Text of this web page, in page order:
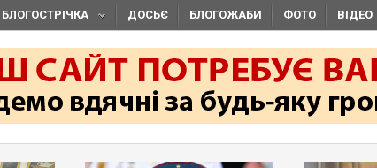
БЛОГОСТРІЧКА ДОСЬЄ БЛОГОЖАБИ ФОТО ВІДЕО